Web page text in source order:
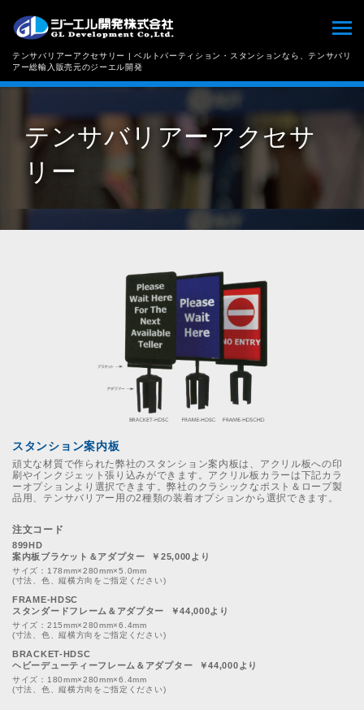
テンサバリアーアクセサリー | ベルトパーティション・スタンションなら、テンサバリ
アー総輸入販売元のジーエル開発
テンサバリアーアクセサ
リー
スタンション案内板
頑丈な材質で作られた弊社のスタンション案内板は、アクリル板への印
刷やインクジェット張り込みができます。アクリル板カラーは下記カラ
ーオプションより選択できます。弊社のクラシックなポスト＆ロープ製
品用、テンサバリアー用の2種類の装着オプションから選択できます。
注文コード
899HD
案内板ブラケット＆アダプター ￥25,000より
サイズ：178mm×280mm×5.0mm
(寸法、色、縦横方向をご指定ください)
FRAME-HDSC
スタンダードフレーム＆アダプター ￥44,000より
サイズ：215mm×280mm×6.4mm
(寸法、色、縦横方向をご指定ください)
BRACKET-HDSC
ヘビーデューティーフレーム＆アダプター ￥44,000より
サイズ：180mm×280mm×6.4mm
(寸法、色、縦横方向をご指定ください)